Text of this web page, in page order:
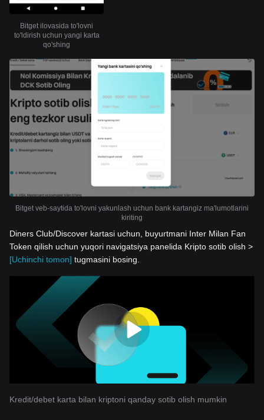
Bitget ilovasida to'lovni
to'ldirish uchun yangi karta
qo'shing
Bitget veb-saytida to'lovni yakunlash uchun bank kartangiz ma'lumotlarini
kiriting
Diners Club/Discover kartasi uchun, buyurtmani Inter Milan Fan
Token qilish uchun yuqori navigatsiya panelida Kripto sotib olish >
[Uchinchi tomon] tugmasini bosing.
Kredit/debet karta bilan kriptoni qanday sotib olish mumkin